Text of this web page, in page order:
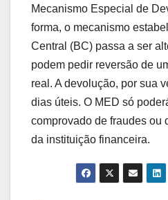
Mecanismo Especial de
forma, o mecanismo
Central (BC) passa a ser
podem pedir reversão de
real. A devolução, por sua
dias úteis. O MED só
comprovado de fraudes ou
da instituição financeira.